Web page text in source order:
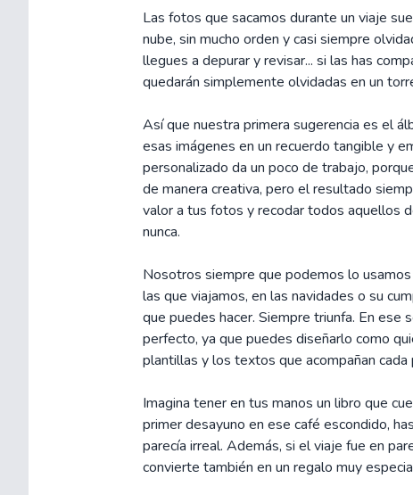
Las fotos que sacamos durante un viaje
nube, sin mucho orden y casi siempre
llegues a depurar y revisar... si las has
quedarán simplemente olvidadas en un
Así que nuestra primera sugerencia es el
esas imágenes en un recuerdo tangible y
personalizado da un poco de trabajo,
de manera creativa, pero el resultado
valor a tus fotos y recodar todos aquellos
nunca.
Nosotros siempre que podemos lo
las que viajamos, en las navidades o su
que puedes hacer. Siempre triunfa. En ese
perfecto, ya que puedes diseñarlo como
plantillas y los textos que acompañan cada
Imagina tener en tus manos un libro que
primer desayuno en ese café escondido,
parecía irreal. Además, si el viaje fue en
convierte también en un regalo muy